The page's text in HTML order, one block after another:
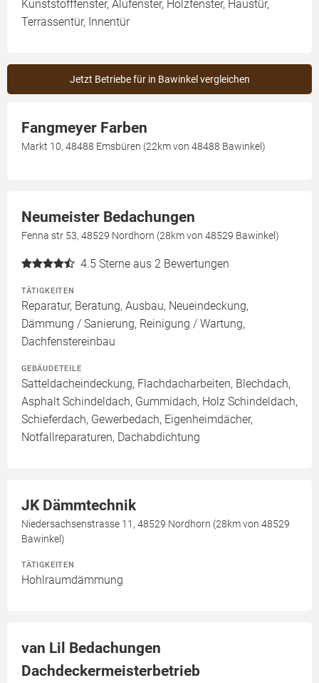
Kunststofffenster, Alufenster, Holzfenster, Haustür,
Terrassentür, Innentür
Jetzt Betriebe für in Bawinkel vergleichen
Fangmeyer Farben
Markt 10, 48488 Emsbüren (22km von 48488 Bawinkel)
Neumeister Bedachungen
Fenna str 53, 48529 Nordhorn (28km von 48529 Bawinkel)
4.5 Sterne aus 2 Bewertungen
TÄTIGKEITEN
Reparatur, Beratung, Ausbau, Neueindeckung,
Dämmung / Sanierung, Reinigung / Wartung,
Dachfenstereinbau
GEBÄUDETEILE
Satteldacheindeckung, Flachdacharbeiten, Blechdach,
Asphalt Schindeldach, Gummidach, Holz Schindeldach,
Schieferdach, Gewerbedach, Eigenheimdächer,
Notfallreparaturen, Dachabdichtung
JK Dämmtechnik
Niedersachsenstrasse 11, 48529 Nordhorn (28km von 48529
Bawinkel)
TÄTIGKEITEN
Hohlraumdämmung
van Lil Bedachungen
Dachdeckermeisterbetrieb